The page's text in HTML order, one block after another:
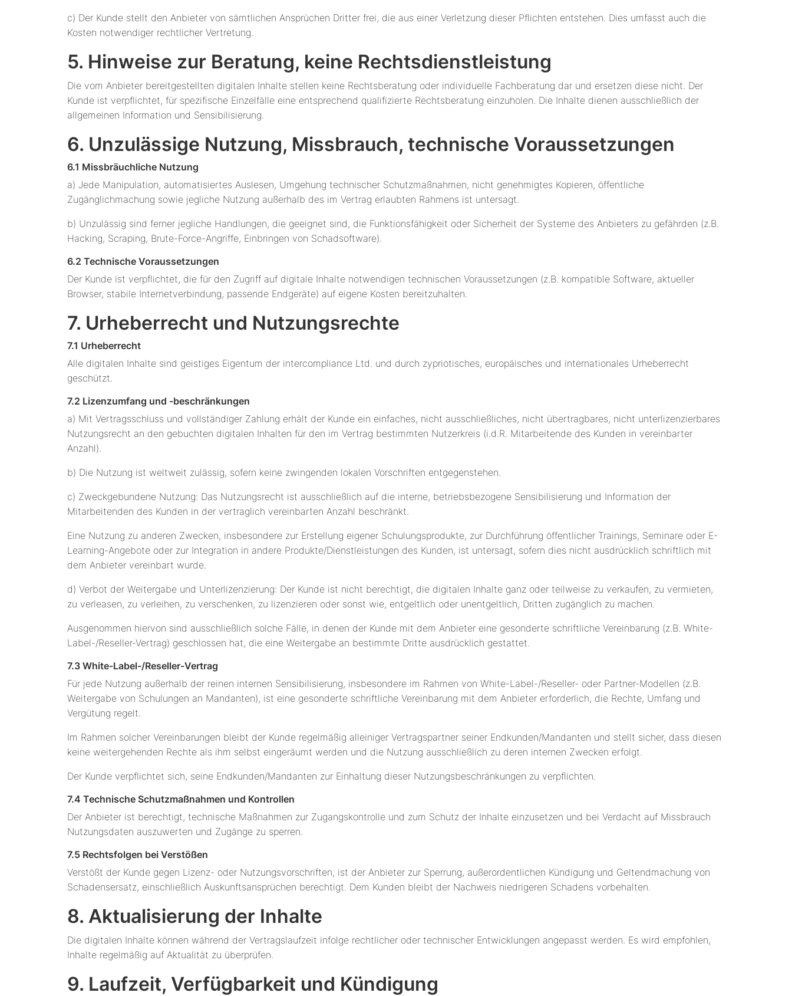
c) Der Kunde stellt den Anbieter von sämtlichen Ansprüchen Dritter frei, die aus einer Verletzung dieser Pflichten entstehen. Dies umfasst auch die
Kosten notwendiger rechtlicher Vertretung.
5. Hinweise zur Beratung, keine Rechtsdienstleistung
Die vom Anbieter bereitgestellten digitalen Inhalte stellen keine Rechtsberatung oder individuelle Fachberatung dar und ersetzen diese nicht. Der
Kunde ist verpflichtet, für spezifische Einzelfälle eine entsprechend qualifizierte Rechtsberatung einzuholen. Die Inhalte dienen ausschließlich der
allgemeinen Information und Sensibilisierung.
6. Unzulässige Nutzung, Missbrauch, technische Voraussetzungen
6.1 Missbräuchliche Nutzung
a) Jede Manipulation, automatisiertes Auslesen, Umgehung technischer Schutzmaßnahmen, nicht genehmigtes Kopieren, öffentliche
Zugänglichmachung sowie jegliche Nutzung außerhalb des im Vertrag erlaubten Rahmens ist untersagt.
b) Unzulässig sind ferner jegliche Handlungen, die geeignet sind, die Funktionsfähigkeit oder Sicherheit der Systeme des Anbieters zu gefährden (z.B.
Hacking, Scraping, Brute-Force-Angriffe, Einbringen von Schadsoftware).
6.2 Technische Voraussetzungen
Der Kunde ist verpflichtet, die für den Zugriff auf digitale Inhalte notwendigen technischen Voraussetzungen (z.B. kompatible Software, aktueller
Browser, stabile Internetverbindung, passende Endgeräte) auf eigene Kosten bereitzuhalten.
7. Urheberrecht und Nutzungsrechte
7.1 Urheberrecht
Alle digitalen Inhalte sind geistiges Eigentum der intercompliance Ltd. und durch zypriotisches, europäisches und internationales Urheberrecht
geschützt.
7.2 Lizenzumfang und -beschränkungen
a) Mit Vertragsschluss und vollständiger Zahlung erhält der Kunde ein einfaches, nicht ausschließliches, nicht übertragbares, nicht unterlizenzierbares
Nutzungsrecht an den gebuchten digitalen Inhalten für den im Vertrag bestimmten Nutzerkreis (i.d.R. Mitarbeitende des Kunden in vereinbarter
Anzahl).
b) Die Nutzung ist weltweit zulässig, sofern keine zwingenden lokalen Vorschriften entgegenstehen.
c) Zweckgebundene Nutzung: Das Nutzungsrecht ist ausschließlich auf die interne, betriebsbezogene Sensibilisierung und Information der
Mitarbeitenden des Kunden in der vertraglich vereinbarten Anzahl beschränkt.
Eine Nutzung zu anderen Zwecken, insbesondere zur Erstellung eigener Schulungsprodukte, zur Durchführung öffentlicher Trainings, Seminare oder E-
Learning-Angebote oder zur Integration in andere Produkte/Dienstleistungen des Kunden, ist untersagt, sofern dies nicht ausdrücklich schriftlich mit
dem Anbieter vereinbart wurde.
d) Verbot der Weitergabe und Unterlizenzierung: Der Kunde ist nicht berechtigt, die digitalen Inhalte ganz oder teilweise zu verkaufen, zu vermieten,
zu verleasen, zu verleihen, zu verschenken, zu lizenzieren oder sonst wie, entgeltlich oder unentgeltlich, Dritten zugänglich zu machen.
Ausgenommen hiervon sind ausschließlich solche Fälle, in denen der Kunde mit dem Anbieter eine gesonderte schriftliche Vereinbarung (z.B. White-
Label-/Reseller-Vertrag) geschlossen hat, die eine Weitergabe an bestimmte Dritte ausdrücklich gestattet.
7.3 White-Label-/Reseller-Vertrag
Für jede Nutzung außerhalb der reinen internen Sensibilisierung, insbesondere im Rahmen von White-Label-/Reseller- oder Partner-Modellen (z.B.
Weitergabe von Schulungen an Mandanten), ist eine gesonderte schriftliche Vereinbarung mit dem Anbieter erforderlich, die Rechte, Umfang und
Vergütung regelt.
Im Rahmen solcher Vereinbarungen bleibt der Kunde regelmäßig alleiniger Vertragspartner seiner Endkunden/Mandanten und stellt sicher, dass diesen
keine weitergehenden Rechte als ihm selbst eingeräumt werden und die Nutzung ausschließlich zu deren internen Zwecken erfolgt.
Der Kunde verpflichtet sich, seine Endkunden/Mandanten zur Einhaltung dieser Nutzungsbeschränkungen zu verpflichten.
7.4 Technische Schutzmaßnahmen und Kontrollen
Der Anbieter ist berechtigt, technische Maßnahmen zur Zugangskontrolle und zum Schutz der Inhalte einzusetzen und bei Verdacht auf Missbrauch
Nutzungsdaten auszuwerten und Zugänge zu sperren.
7.5 Rechtsfolgen bei Verstößen
Verstößt der Kunde gegen Lizenz- oder Nutzungsvorschriften, ist der Anbieter zur Sperrung, außerordentlichen Kündigung und Geltendmachung von
Schadensersatz, einschließlich Auskunftsansprüchen berechtigt. Dem Kunden bleibt der Nachweis niedrigeren Schadens vorbehalten.
8. Aktualisierung der Inhalte
Die digitalen Inhalte können während der Vertragslaufzeit infolge rechtlicher oder technischer Entwicklungen angepasst werden. Es wird empfohlen,
Inhalte regelmäßig auf Aktualität zu überprüfen.
9. Laufzeit, Verfügbarkeit und Kündigung